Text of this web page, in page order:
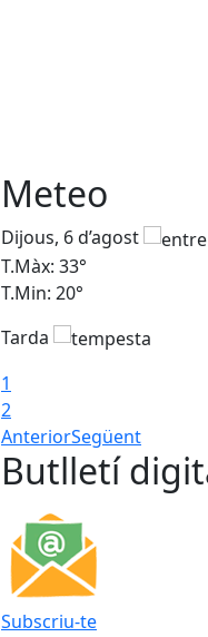
Meteo
Dijous, 6 d’agost
T.Màx: 33°
T.Min: 20°
Tarda
1
2
AnteriorSegüent
Butlletí
Subscriu-te